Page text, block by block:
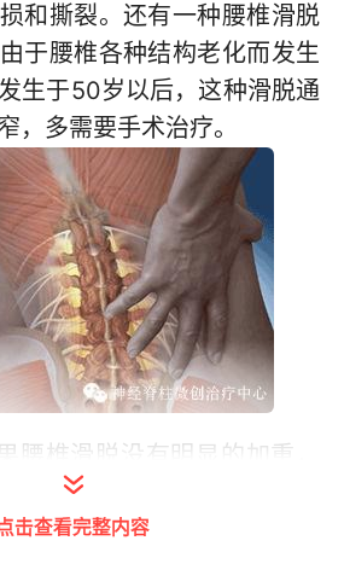
和撕裂。还有一种腰椎滑脱
于腰椎各种结构老化而发生
生于50岁以后，这种滑脱通
，多需要手术治疗。
腰椎滑脱没有明显的加重，
，定期复查腰椎X线，了解
腰痛和腿部的不适，在休息
击查看完整内容